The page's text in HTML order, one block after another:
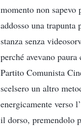
momento non
addosso una
stanza senza
perché avevano
Partito Comunista
scelsero un altro
energicamente verso
il dorso, premendolo